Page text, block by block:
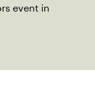
event in